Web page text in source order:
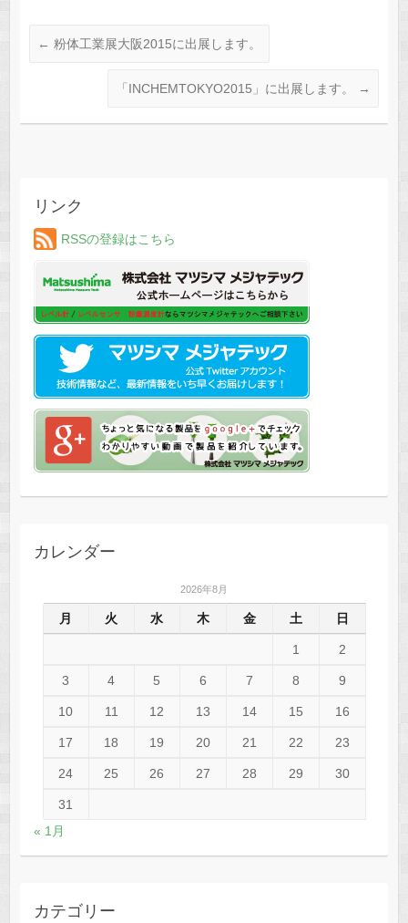
← 粉体工業展大阪2015に出展します。
「INCHEMTOKYO2015」に出展します。 →
リンク
RSSの登録はこちら
カレンダー
2026年8月
月 火 水 木 金 土 日
1 2
3 4 5 6 7 8 9
10 11 12 13 14 15 16
17 18 19 20 21 22 23
24 25 26 27 28 29 30
31
« 1月
カテゴリー